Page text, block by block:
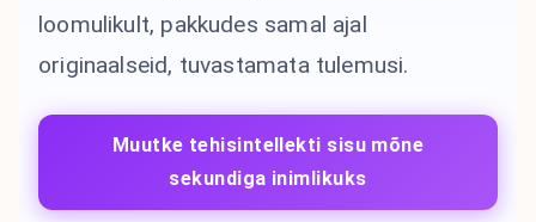
loomulikult, pakkudes samal ajal
originaalseid, tuvastamata tulemusi.
Muutke tehisintellekti sisu mõne
sekundiga inimlikuks